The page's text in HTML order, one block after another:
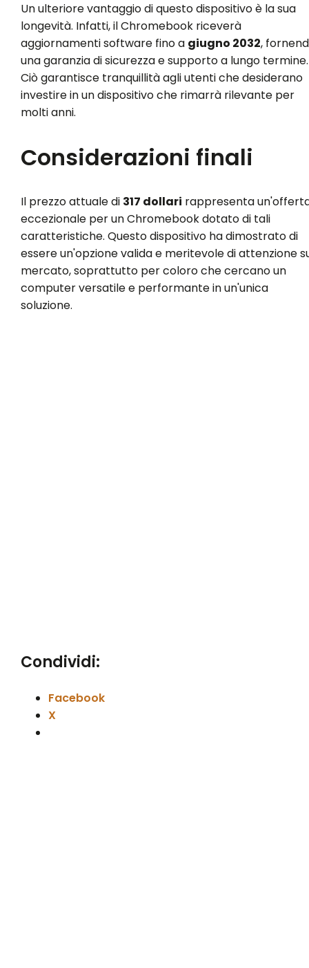
Un ulteriore vantaggio di questo dispositivo è la sua
longevità. Infatti, il Chromebook riceverà
aggiornamenti software fino a giugno 2032,
una garanzia di sicurezza e supporto a lungo termine.
Ciò garantisce tranquillità agli utenti che desiderano
investire in un dispositivo che rimarrà rilevante per
molti anni.
Considerazioni finali
Il prezzo attuale di 317 dollari rappresenta
eccezionale per un Chromebook dotato di tali
caratteristiche. Questo dispositivo ha dimostrato di
essere un'opzione valida e meritevole di attenzione
mercato, soprattutto per coloro che cercano un
computer versatile e performante in un'unica
soluzione.
Condividi:
Facebook
X